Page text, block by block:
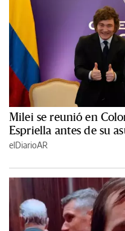
Milei se reunió en
Espriella antes de su
elDiarioAR